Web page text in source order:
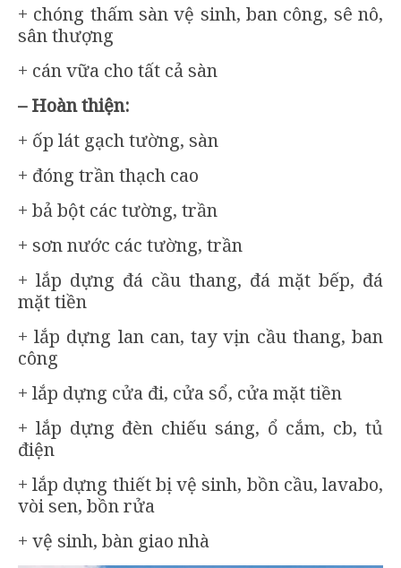
+ chóng thấm sàn vệ sinh, ban công, sê nô,
sân thượng
+ cán vữa cho tất cả sàn
– Hoàn thiện:
+ ốp lát gạch tường, sàn
+ đóng trần thạch cao
+ bả bột các tường, trần
+ sơn nước các tường, trần
+ lắp dựng đá cầu thang, đá mặt bếp, đá
mặt tiền
+ lắp dựng lan can, tay vịn cầu thang, ban
công
+ lắp dựng cửa đi, cửa sổ, cửa mặt tiền
+ lắp dựng đèn chiếu sáng, ổ cắm, cb, tủ
điện
+ lắp dựng thiết bị vệ sinh, bồn cầu, lavabo,
vòi sen, bồn rửa
+ vệ sinh, bàn giao nhà